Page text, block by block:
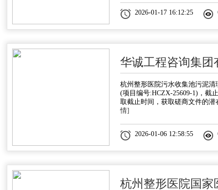
2026-01-17 16:12:25
华诚工程咨询集团
杭州整形医院污水收集池污泥清
(项目编号:HCZX-25609-1)，截
取截止时间，获取磋商文件的潜
情]
2026-01-06 12:58:55
杭州整形医院国家